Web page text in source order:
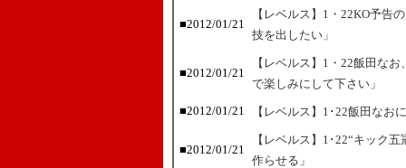
■2012/01/21
【レベルス】1・22KO予告
技を出したい」
■2012/01/21
【レベルス】1・22飯田な
で楽しみにして下さい」
■2012/01/21
【レベルス】1･22飯田なお
■2012/01/21
【レベルス】1･22“キック
作らせる」